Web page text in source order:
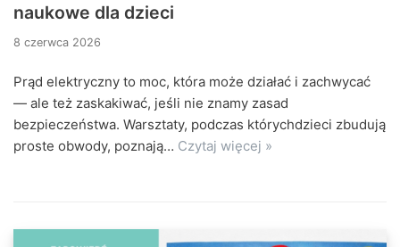
naukowe dla dzieci
8 czerwca 2026
Prąd elektryczny to moc, która może działać i zachwycać
— ale też zaskakiwać, jeśli nie znamy zasad
bezpieczeństwa. Warsztaty, podczas którychdzieci zbudują
proste obwody, poznają… Czytaj więcej »